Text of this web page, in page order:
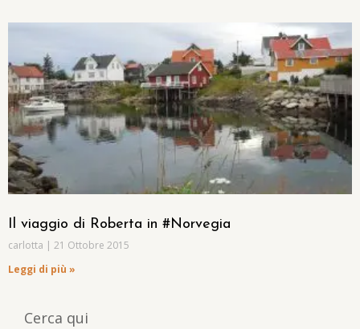
Il viaggio di Roberta in #Norvegia
carlotta
21 Ottobre 2015
Leggi di più »
Cerca qui